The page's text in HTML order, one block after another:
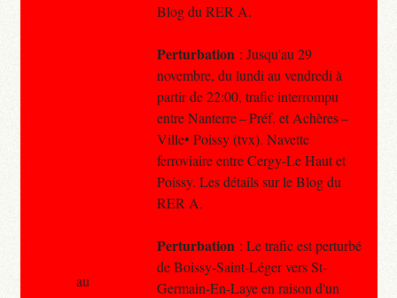
Blog du RER A.
Perturbation : Jusqu'au 29
novembre, du lundi au vendredi à
partir de 22:00, trafic interrompu
entre Nanterre – Préf. et Achères –
Ville• Poissy (tvx). Navette
ferroviaire entre Cergy-Le Haut et
Poissy. Les détails sur le Blog du
RER A.
Perturbation : Le trafic est perturbé
de Boissy-Saint-Léger vers St-
Germain-En-Laye en raison d'un
au